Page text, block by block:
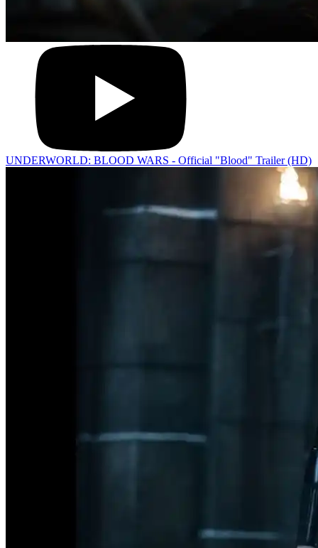
UNDERWORLD: BLOOD WARS - Official "Blood" Trailer (HD)